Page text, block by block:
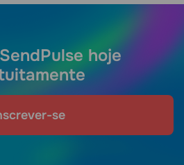
hoje
se